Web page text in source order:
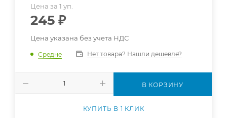
Цена за 1 уп.
245 ₽
Цена указана без учета НДС
Средне Нет товара? Нашли дешевле?
В КОРЗИНУ
КУПИТЬ В 1 КЛИК